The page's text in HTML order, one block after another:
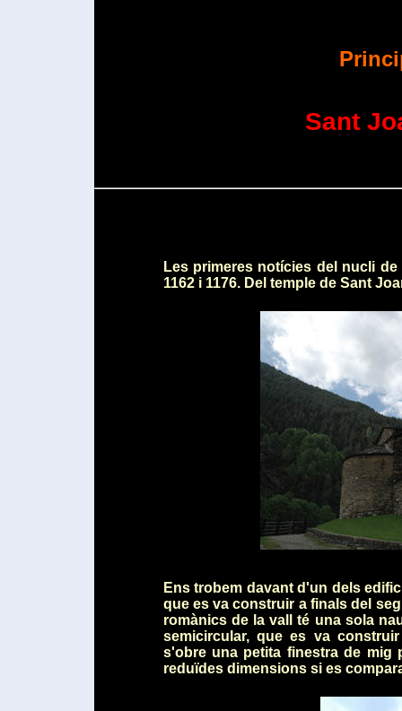
Sant
Les primeres notícies del nucli
1162 i 1176. Del temple de Sant
Ens trobem davant d'un dels
que es va construir a finals del
romànics de la vall té una sola
semicircular, que es va
s'obre una petita finestra de mig
reduïdes dimensions si es